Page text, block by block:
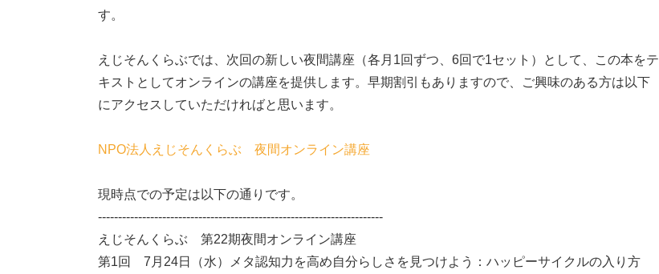
す。
えじそんくらぶでは、次回の新しい夜間講座（各月1回ずつ、6回で1セット）として、この本をテ
キストとしてオンラインの講座を提供します。早期割引もありますので、ご興味のある方は以下
にアクセスしていただければと思います。
NPO法人えじそんくらぶ 夜間オンライン講座
現時点での予定は以下の通りです。
-----------------------------------------------------------------------
えじそんくらぶ 第22期夜間オンライン講座
第1回 7月24日（水）メタ認知力を高め自分らしさを見つけよう：ハッピーサイクルの入り方